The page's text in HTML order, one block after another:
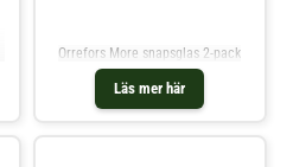
Läs mer här
Orrefors More snapsglas 2-pack